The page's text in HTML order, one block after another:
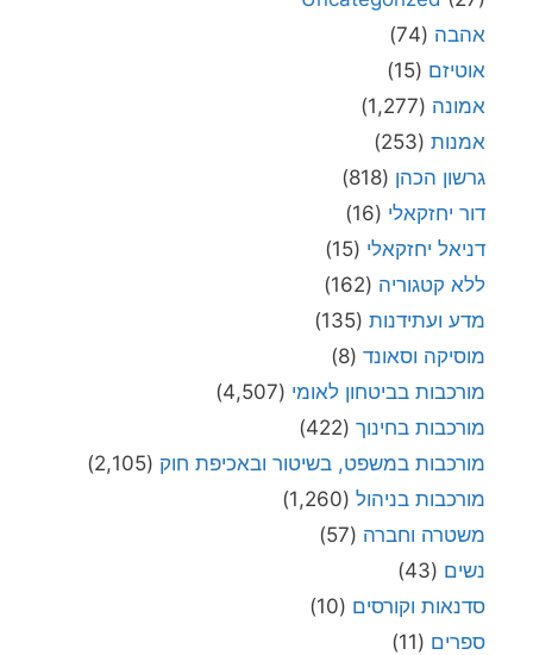
אהבה (74)
אוטיזם (15)
אמונה (1,277)
אמנות (253)
גרשון הכהן (818)
דור יחזקאלי (16)
דניאל יחזקאלי (15)
ללא קטגוריה (162)
מדע ועתידנות (135)
מוסיקה וסאונד (8)
מורכבות בביטחון לאומי (4,507)
מורכבות בחינוך (422)
מורכבות במשפט, בשיטור ובאכיפת חוק (2,105)
מורכבות בניהול (1,260)
משטרה וחברה (57)
נשים (43)
סדנאות וקורסים (10)
ספרים (11)